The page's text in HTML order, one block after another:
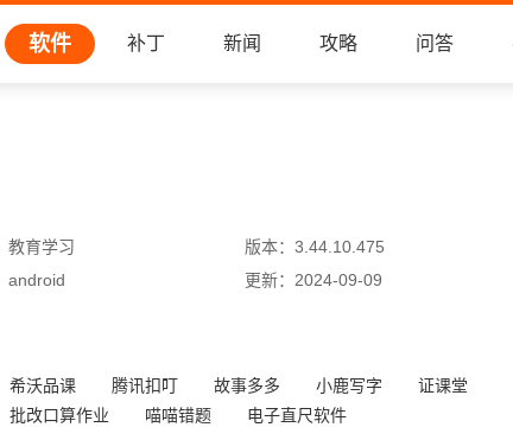
软件 补丁 新闻 攻略 问答
教育学习 版本： 3.44.10.475
android 更新： 2024-09-09
希沃品课 腾讯扣叮 故事多多 小鹿写字
证课堂
批改口算作业
喵喵错题 电子直尺软件